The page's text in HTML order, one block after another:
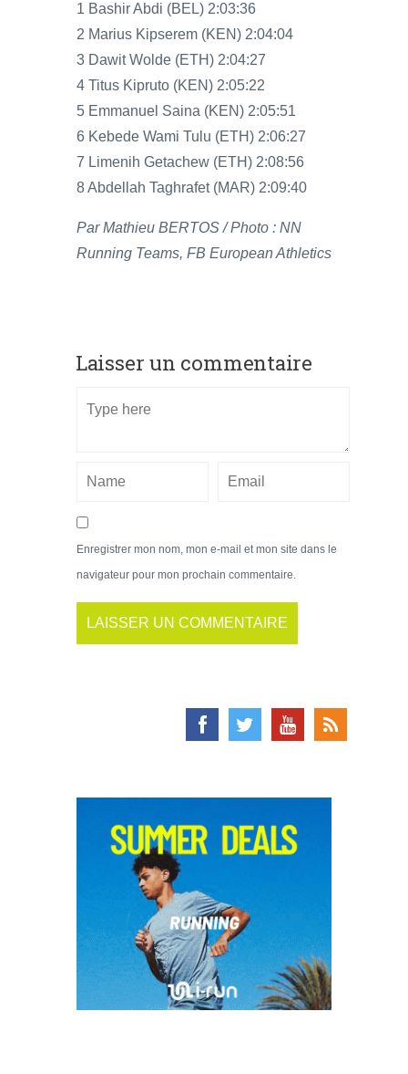
1 Bashir Abdi (BEL) 2:03:36
2 Marius Kipserem (KEN) 2:04:04
3 Dawit Wolde (ETH) 2:04:27
4 Titus Kipruto (KEN) 2:05:22
5 Emmanuel Saina (KEN) 2:05:51
6 Kebede Wami Tulu (ETH) 2:06:27
7 Limenih Getachew (ETH) 2:08:56
8 Abdellah Taghrafet (MAR) 2:09:40
Par Mathieu BERTOS / Photo : NN
Running Teams, FB European Athletics
Laisser un commentaire
Enregistrer mon nom, mon e-mail et mon site dans le
navigateur pour mon prochain commentaire.